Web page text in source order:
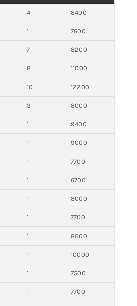
4 8400
1 7600
7 8200
8 11000
10 12200
3 8000
1 9400
1 9000
1 7700
1 6700
1 8000
1 7700
1 8000
1 10000
1 7500
1 7700